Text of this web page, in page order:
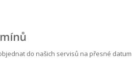
do našich servisů na přesné datum